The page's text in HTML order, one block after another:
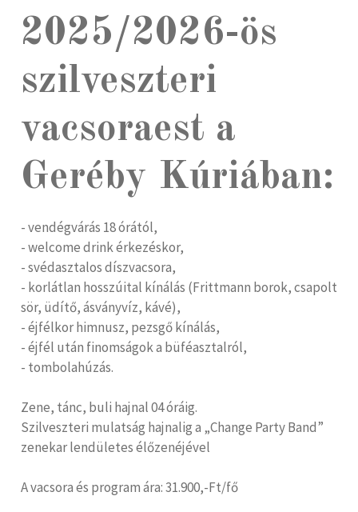
2025/2026-ös
szilveszteri
vacsoraest a
Geréby Kúriában:
- vendégvárás 18 órától,
- welcome drink érkezéskor,
- svédasztalos díszvacsora,
- korlátlan hosszúital kínálás (Frittmann borok, csapolt
sör, üdítő, ásványvíz, kávé),
- éjfélkor himnusz, pezsgő kínálás,
- éjfél után finomságok a büféasztalról,
- tombolahúzás.
Zene, tánc, buli hajnal 04 óráig.
Szilveszteri mulatság hajnalig a „Change Party Band”
zenekar lendületes élőzenéjével
A vacsora és program ára: 31.900,-Ft/fő